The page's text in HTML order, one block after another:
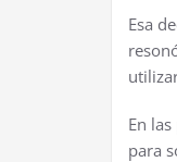
Esa
En
para